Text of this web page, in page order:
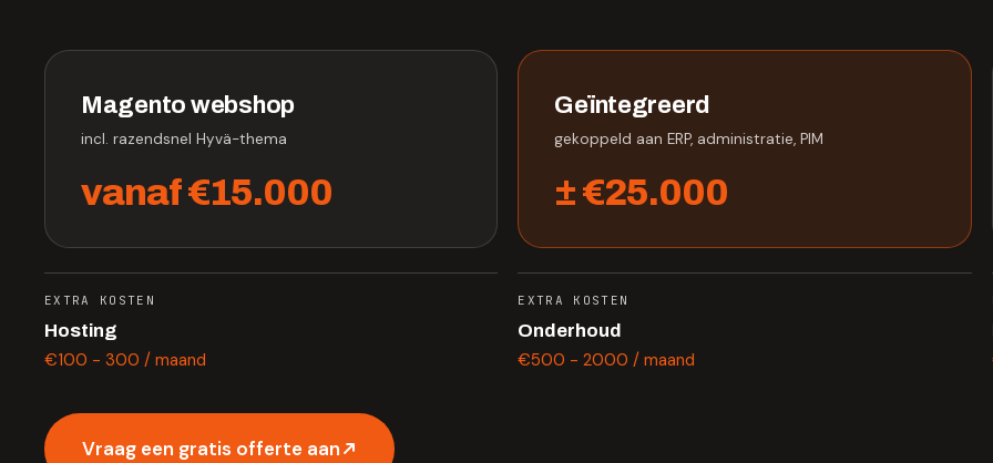
Magento webshop
incl. razendsnel Hyvä-thema
vanaf €15.000
Geïntegreerd
gekoppeld aan ERP, administratie, PIM
± €25.000
EXTRA KOSTEN
Hosting
€100 - 300 / maand
EXTRA KOSTEN
Onderhoud
€500 - 2000 / maand
Vraag een gratis offerte aan